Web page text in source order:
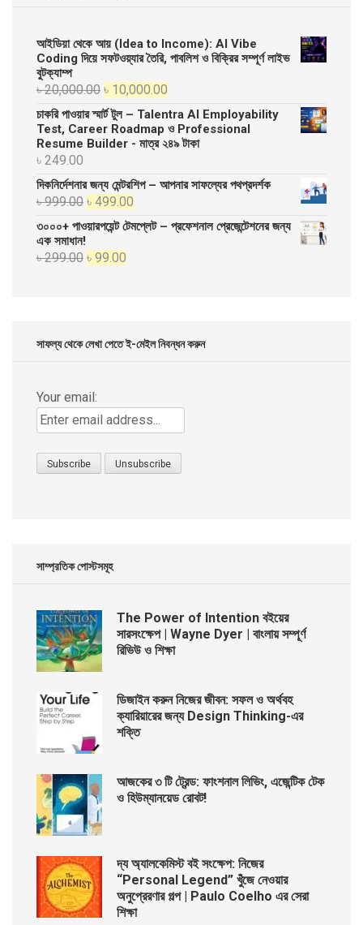
আইডিয়া থেকে আয় (Idea to Income): AI Vibe
Coding দিয়ে সফটওয়্যার তৈরি, পাবলিশ ও বিক্রির সম্পূর্ণ লাইভ
বুটক্যাম্প
৳20,000.00 Original
price
was:
৳ 20,000.00.
৳ 10,000.00
price
is:
৳ 10,000.00.
চাকরি পাওয়ার স্মার্ট টুল – Talentra AI Employability
Test, Career Roadmap ও Professional
Resume Builder - মাত্র ২৪৯ টাকা
৳ 249.00
দিকনির্দেশনার জন্য মেন্টরশিপ – আপনার সাফল্যের পথপ্রদর্শক
৳999.00 Original
price
৳ 999.00.
৳ 499.00
price
৩০০০+ পাওয়ারপয়েন্ট টেমপ্লেট – প্রফেশনাল প্রেজেন্টেশনের জন্য
এক সমাধান!
৳299.00 Original
৳ 99.00
সাফল্য থেকে লেখা পেতে ই-মেইল নিবন্ধন করুন
Your email:
সাম্প্রতিক পোস্টসমূহ
The Power of Intention বইয়ের
সারসংক্ষেপ | Wayne Dyer | বাংলায় সম্পূর্ণ
রিভিউ ও শিক্ষা
ডিজাইন করুন নিজের জীবন: সফল ও অর্থবহ
ক্যারিয়ারের জন্য Design Thinking-এর
শক্তি
আজকের ৩ টি ট্রেন্ড: ফাংশনাল লিভিং, এজেন্টিক টেক
ও হিউম্যানয়েড রোবট!
দ্য অ্যালকেমিস্ট বই সংক্ষেপ: নিজের
“Personal Legend” খুঁজে নেওয়ার
অনুপ্রেরণার গল্প | Paulo Coelho এর সেরা
শিক্ষা